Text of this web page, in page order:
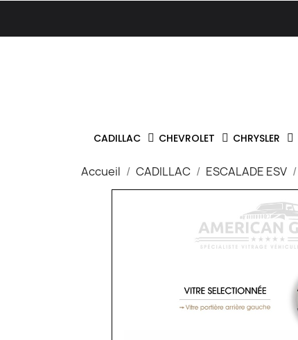
CADILLAC CHEVROLET CHRYSLER
Accueil CADILLAC ESCALADE ESV